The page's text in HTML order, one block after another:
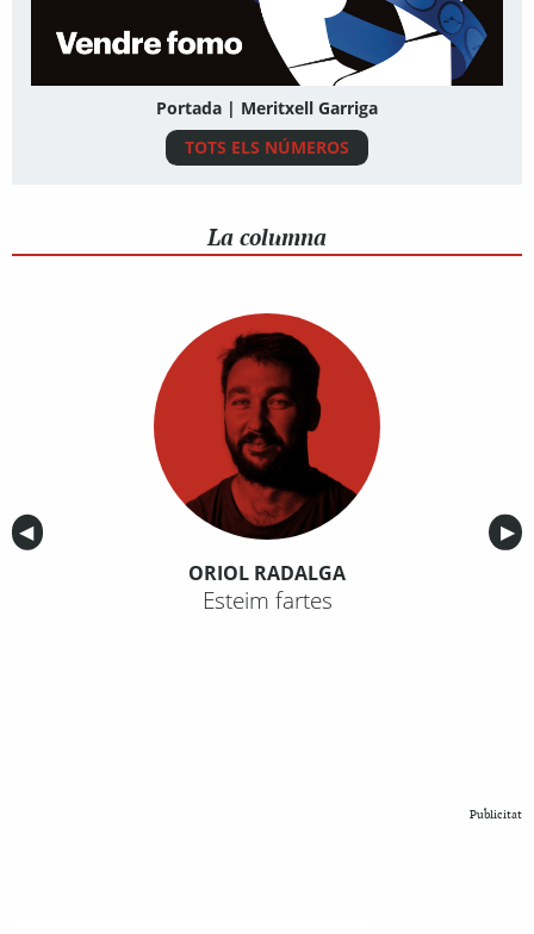
Portada | Meritxell Garriga
TOTS ELS NÚMEROS
La columna
Anterior
◀︎ ▶︎
ORIOL RADALGA
Esteim fartes
Publicitat